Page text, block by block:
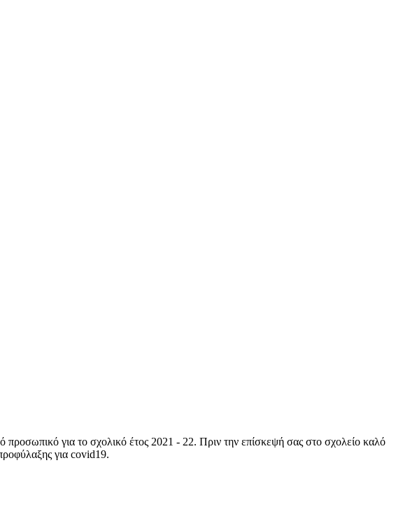
προσωπικό για το σχολικό έτος 2021 - 22. Πριν την επίσκεψή σας στο σχολείο καλό
για covid19.